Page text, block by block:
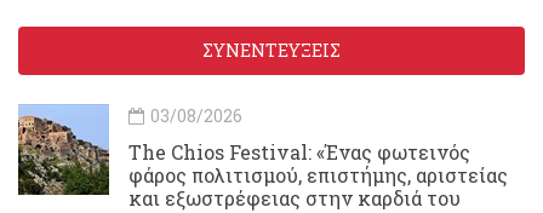
ΣΥΝΕΝΤΕΥΞΕΙΣ
03/08/2026
Τhe Chios Festival: «Ένας φωτεινός
φάρος πολιτισμού, επιστήμης, αριστείας
και εξωστρέφειας στην καρδιά του